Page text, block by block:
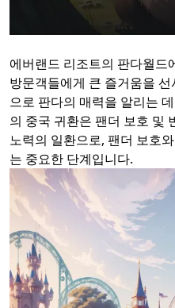
에버랜드 리조트의 판다월드
방문객들에게 큰 즐거움을
으로 판다의 매력을 알리는
의 중국 귀환은 팬더 보호 및
노력의 일환으로, 팬더 보호
는 중요한 단계입니다.